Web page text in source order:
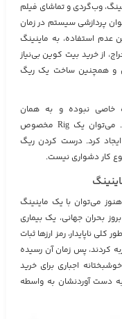
وب‌گردی و تماشای فیلم
پردازشی سیستم در زمان
عدم استفاده، به ماینینگ
از خرید بیت کوین بی‌نیاز
و همچنین ساخت یک ریگ
خاصی نبوده و به همان
کامپیوترهای مخصوص استخراج گفته می‌شود. می‌توان یک Rig مخصوص
ایجاد کرد. درست کردن ریگ
کار دشواری نیست.
می‌توان با یک ماینینگ
بحران جهانی، یک بیماری
ناپایدار، رمز ارزها ثبات
کردند، پس زمان آن رسیده
اجباری برای خرید
دست آوردنشان به واسطه